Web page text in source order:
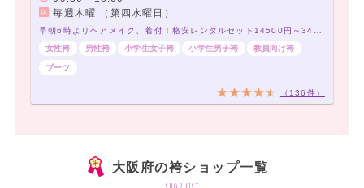
毎週木曜 （第四水曜日）
早朝6時よりヘアメイク、着付！格安レンタルセット14500円～34500円！200種類以上～！
女性袴
男性袴 小学生女子袴 小学生男子袴 教員向け袴
ブーツ
（136件）
大阪府の袴ショップ一覧